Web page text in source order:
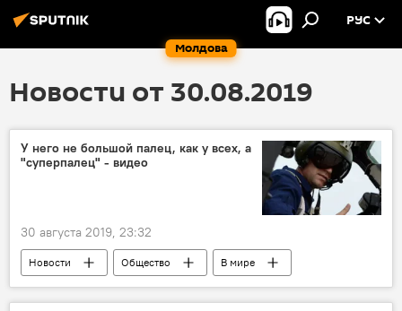
Молдова
РУС
Новости от 30.08.2019
У него не большой палец, как у всех, а
"суперпалец" - видео
30 августа 2019, 23:32
Новости Общество В мире